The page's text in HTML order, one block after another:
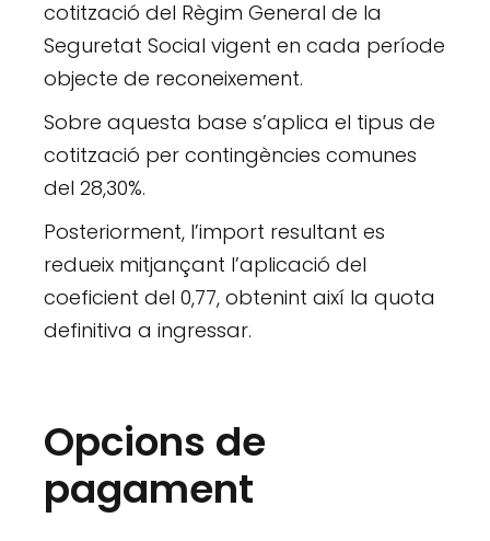
cotització del Règim General de la
Seguretat Social vigent en cada període
objecte de reconeixement.
Sobre aquesta base s’aplica el tipus de
cotització per contingències comunes
del 28,30%.
Posteriorment, l’import resultant es
redueix mitjançant l’aplicació del
coeficient del 0,77, obtenint així la quota
definitiva a ingressar.
Opcions de
pagament